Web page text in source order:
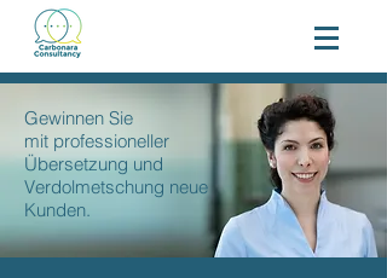
Gewinnen Sie
mit professioneller
Übersetzung und
Verdolmetschung neue
Kunden.